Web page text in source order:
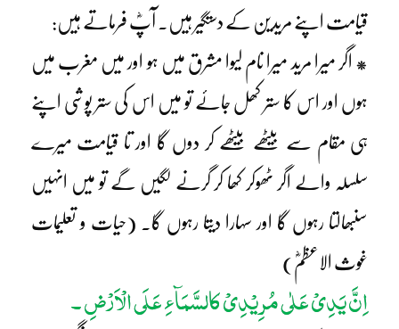
قیامت اپنے مریدین کے دستگیر ہیں۔ آپؓ فرماتے ہیں:
* اگر میرا مرید میرا نام لیوا مشرق میں ہو اور میں مغرب میں
ہوں اور اس کا ستر کھل جائے تو میں اس کی ستر پوشی اپنے
ہی مقام سے بیٹھے بیٹھے کر دوں گا اور تا قیامت میرے
سلسلہ والے اگر ٹھوکر کھا کر گرنے لگیں گے تو میں انہیں
سنبھالتا رہوں گا اور سہارا دیتا رہوں گا۔ (حیات و تعلیمات
غوث الاعظمؓ)
اِنَّ یَدِیْ عَلٰی مُرِیْدِیْ کالسَّمَآءِ عَلَی الْاَرْضِ ۔